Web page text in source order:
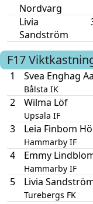
Nordvarg
Livia
Sandström
F17
1
Svea Enghag
Bålsta IK
2 Wilma Löf
Upsala IF
3 Leia Finbom
Hammarby IF
4 Emmy
Hammarby IF
5 Livia
Turebergs FK